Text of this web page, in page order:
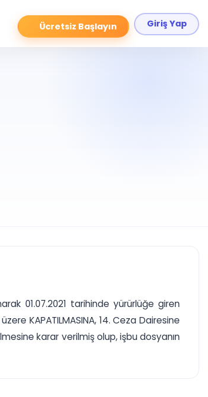
Ücretsiz Başlayın Giriş Yap
01.07.2021 tarihinde yürürlüğe giren
KAPATILMASINA, 14. Ceza Dairesine
karar verilmiş olup, işbu dosyanın